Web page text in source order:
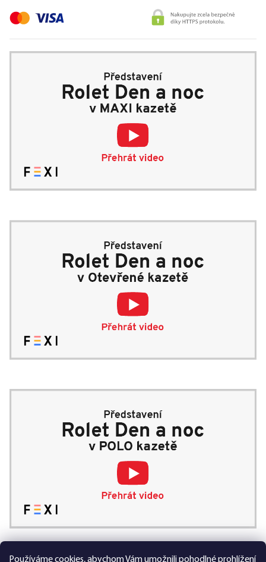
Používáme cookies, abychom Vám umožnili pohodlné prohlížení